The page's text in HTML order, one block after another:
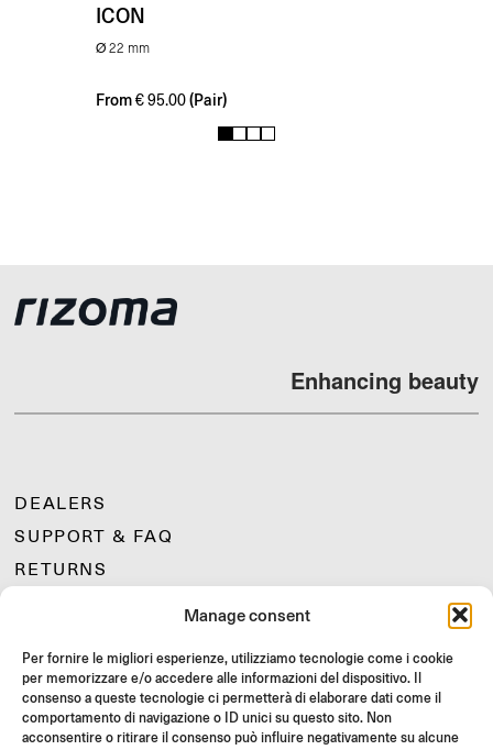
Manage consent
Per fornire le migliori esperienze, utilizziamo tecnologie come i cookie
per memorizzare e/o accedere alle informazioni del dispositivo. Il
consenso a queste tecnologie ci permetterà di elaborare dati come il
comportamento di navigazione o ID unici su questo sito. Non
acconsentire o ritirare il consenso può influire negativamente su alcune
ICON
Ø 22 mm
From€95.00 (Pair)
1 2 3 4
Enhancing beauty
DEALERS
SUPPORT & FAQ
RETURNS
LIMITED OFFERS
JOIN US
Join the Rizoma community